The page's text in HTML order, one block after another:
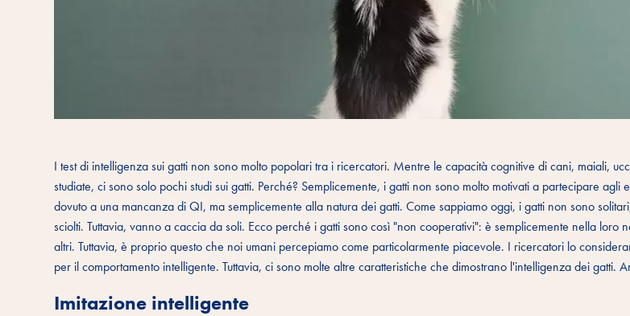
I test di intelligenza sui gatti non sono molto popolari tra i ricercatori. Mentre le capacità cognitive di cani, maiali,
studiate, ci sono solo pochi studi sui gatti. Perché? Semplicemente, i gatti non sono molto motivati a partecipare agli
dovuto a una mancanza di QI, ma semplicemente alla natura dei gatti. Come sappiamo oggi, i gatti non sono
sciolti. Tuttavia, vanno a caccia da soli. Ecco perché i gatti sono così "non cooperativi": è semplicemente nella loro
altri. Tuttavia, è proprio questo che noi umani percepiamo come particolarmente piacevole. I ricercatori lo
per il comportamento intelligente. Tuttavia, ci sono molte altre caratteristiche che dimostrano l'intelligenza dei gatti.
Imitazione intelligente